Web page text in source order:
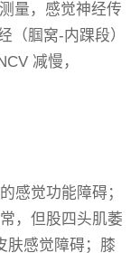
量，感觉神经传
（腘窝-内踝段）
减慢，
感觉功能障碍；
，但股四头肌萎
肤感觉障碍；膝